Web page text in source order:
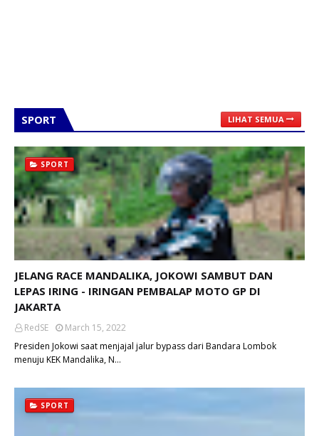
SPORT LIHAT SEMUA
SPORT
JELANG RACE MANDALIKA, JOKOWI SAMBUT DAN
LEPAS IRING - IRINGAN PEMBALAP MOTO GP DI
JAKARTA
RedSE
March 15, 2022
Presiden Jokowi saat menjajal jalur bypass dari Bandara Lombok
menuju KEK Mandalika, N…
SPORT